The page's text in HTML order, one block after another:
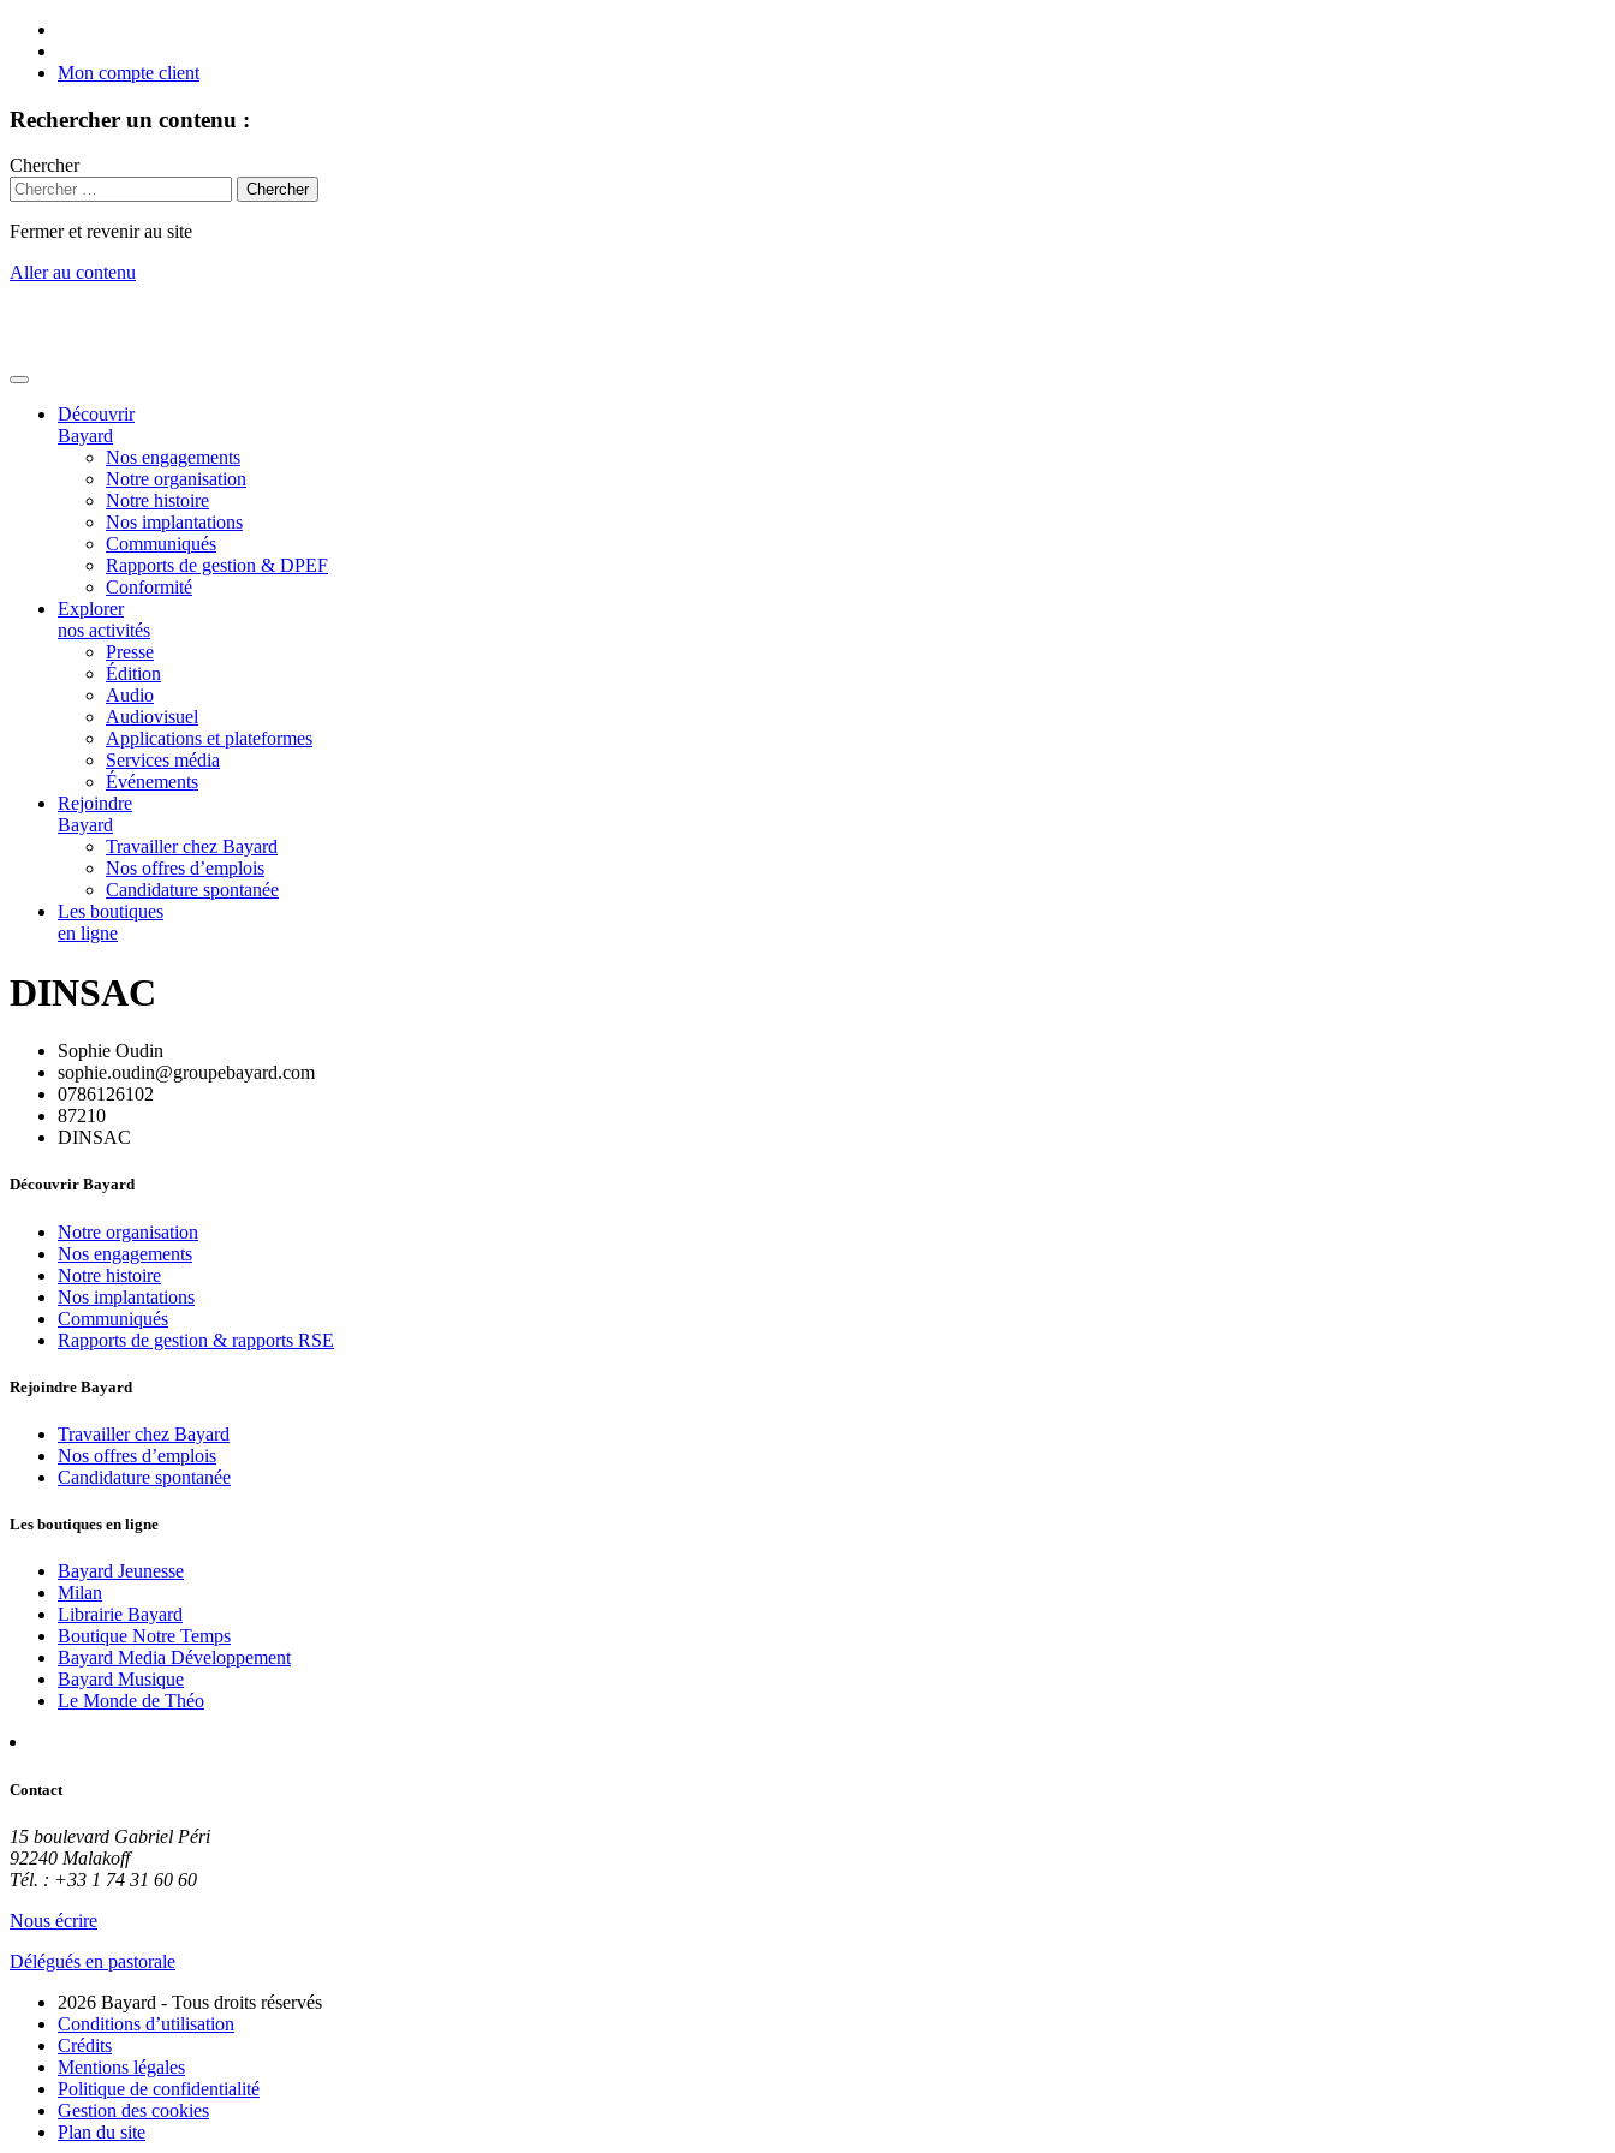
Mon compte client
Rechercher un contenu :
Chercher
Fermer et revenir au site
Aller au contenu
Découvrir
Bayard
Nos engagements
Notre organisation
Notre histoire
Nos implantations
Communiqués
Rapports de gestion & DPEF
Conformité
Explorer
nos activités
Presse
Édition
Audio
Audiovisuel
Applications et plateformes
Services média
Événements
Rejoindre
Bayard
Travailler chez Bayard
Nos offres d’emplois
Candidature spontanée
Les boutiques
en ligne
DINSAC
Sophie Oudin
sophie.oudin@groupebayard.com
0786126102
87210
DINSAC
Découvrir Bayard
Notre organisation
Nos engagements
Notre histoire
Nos implantations
Communiqués
Rapports de gestion & rapports RSE
Rejoindre Bayard
Travailler chez Bayard
Nos offres d’emplois
Candidature spontanée
Les boutiques en ligne
Bayard Jeunesse
Milan
Librairie Bayard
Boutique Notre Temps
Bayard Media Développement
Bayard Musique
Le Monde de Théo
Contact
15 boulevard Gabriel Péri
92240 Malakoff
Tél. : +33 1 74 31 60 60
Nous écrire
Délégués en pastorale
2026 Bayard - Tous droits réservés
Conditions d’utilisation
Crédits
Mentions légales
Politique de confidentialité
Gestion des cookies
Plan du site